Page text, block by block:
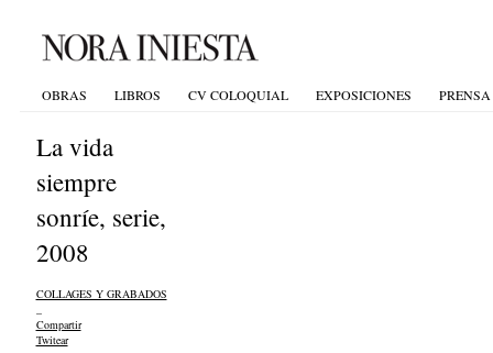
OBRAS LIBROS CV COLOQUIAL EXPOSICIONES PRENSA
La vida
siempre
sonríe, serie,
2008
COLLAGES Y GRABADOS
Compartir
Twitear